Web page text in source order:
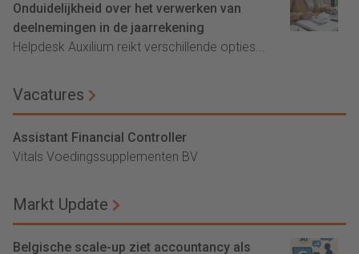
Onduidelijkheid over het verwerken van
deelnemingen in de jaarrekening
Helpdesk Auxilium reikt verschillende opties...
Vacatures
Assistant Financial Controller
Vitals Voedingssupplementen BV
Markt Update
Belgische scale-up ziet accountancy als